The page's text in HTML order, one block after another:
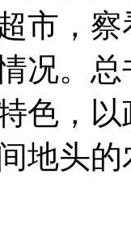
市，
况。
色，
地头